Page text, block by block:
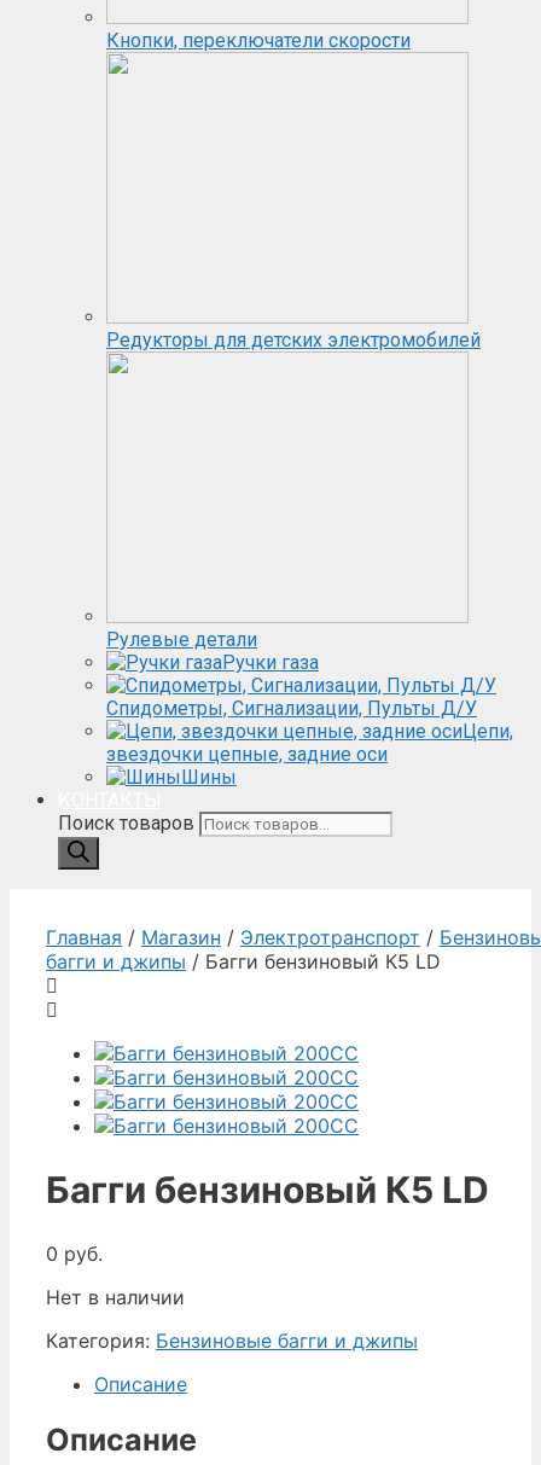
Кнопки, переключатели скорости
Редукторы для детских электромобилей
Рулевые детали
Ручки газа
Спидометры, Сигнализации, Пульты Д/У
Цепи,
звездочки цепные, задние оси
Шины
Поиск товаров
Главная / Магазин / Электротранспорт /
багги и джипы / Багги бензиновый К5 LD
Багги бензиновый К5 LD
0 руб.
Нет в наличии
Категория: Бензиновые багги и джипы
Описание
Описание